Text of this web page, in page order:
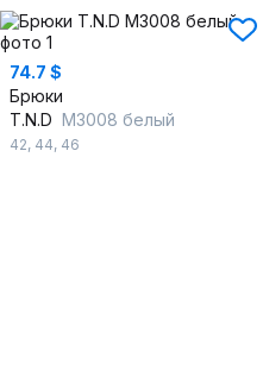
74.7 $
Брюки
T.N.D М3008 белый
42, 44, 46